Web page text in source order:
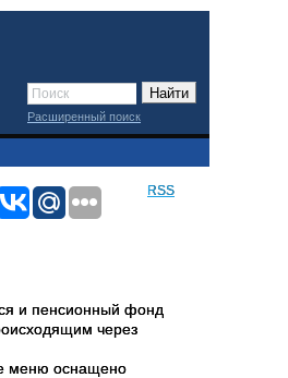
Расширенный поиск
RSS
и пенсионный фонд
через
меню оснащено